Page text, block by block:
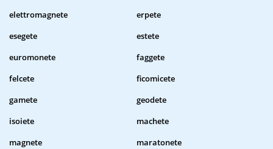
elettromagnete
erpete
esegete
estete
euromonete
faggete
felcete
ficomicete
gamete
geodete
isoiete
machete
magnete
maratonete